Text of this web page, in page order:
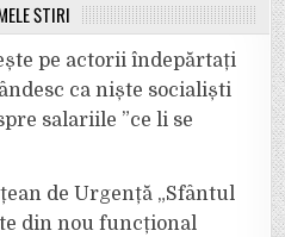
ȘTIRI
pe actorii îndepărtați
ca niște socialiști
salariile ”ce li se
de Urgență „Sfântul
din nou funcțional